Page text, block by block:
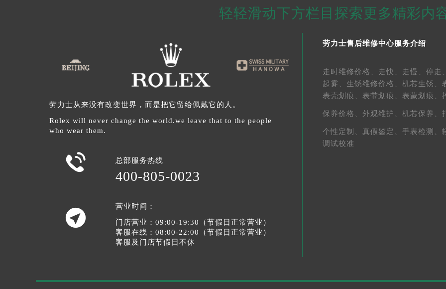
轻轻滑动下方栏目探索更多精彩内
劳力士从来没有改变世界，而是把它留给佩戴它的人。
Rolex will never change the world.we leave that to the people
who wear them.
 总部服务热线
400-805-0023

营业时间：
门店营业：09:00-19:30（节假日正常营业）
客服在线：08:00-22:00（节假日正常营业）
客服及门店节假日不休
劳力士售后维修中心服务介绍
走时维修价格、 走快、 走慢、 停走
起雾、 生锈维修价格、 机芯生锈、
表壳划痕、 表带划痕、 表蒙划痕、
保养价格、 外观维护、 机芯保养、
个性定制、 真假鉴定、 手表检测、
调试校准